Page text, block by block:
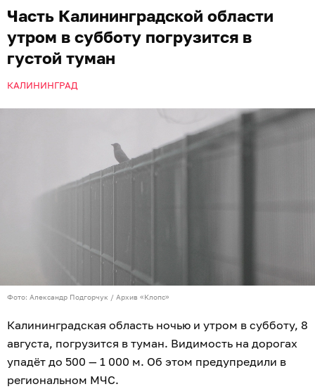
Часть Калининградской области
утром в субботу погрузится в
густой туман
КАЛИНИНГРАД
Фото: Александр Подгорчук / Архив «Клопс»
Калининградская область ночью и утром в субботу, 8
августа, погрузится в туман. Видимость на дорогах
упадёт до 500 — 1 000 м. Об этом предупредили в
региональном МЧС.